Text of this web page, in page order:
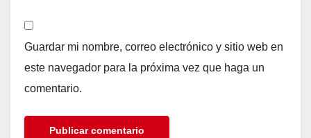
Guardar mi nombre, correo electrónico y sitio web en
este navegador para la próxima vez que haga un
comentario.